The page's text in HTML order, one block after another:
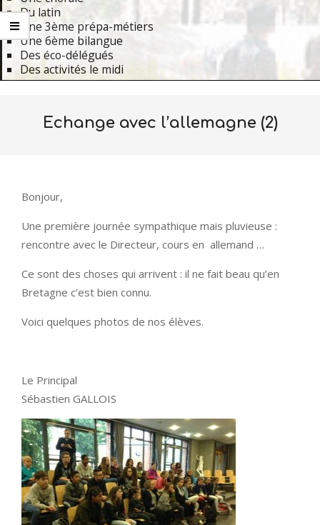
Du latin
Une 3ème prépa-métiers
Une 6ème bilangue
Des éco-délégués
Des activités le midi
Echange avec l’allemagne (2)
Bonjour,
Une première journée sympathique mais pluvieuse :
rencontre avec le Directeur, cours en allemand …
Ce sont des choses qui arrivent : il ne fait beau qu’en
Bretagne c’est bien connu.
Voici quelques photos de nos élèves.
Le Principal
Sébastien GALLOIS